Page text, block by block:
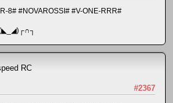
8# #NOVAROSSI# #V-ONE-RRR#
RC
#2367